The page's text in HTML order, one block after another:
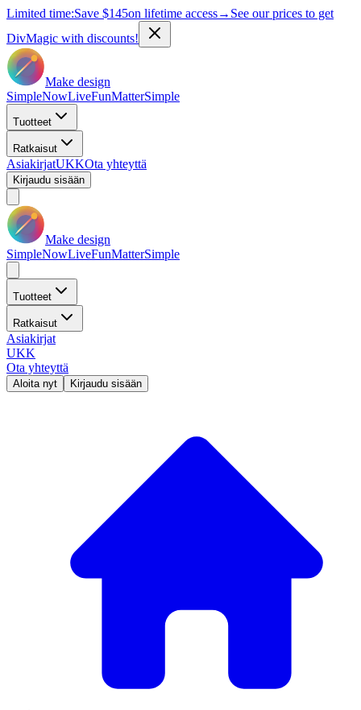
Limited time:Save $145on lifetime access→ See our prices to get
DivMagic with discounts!
Make design
SimpleNowLiveFunMatterSimple
Tuotteet
Ratkaisut
AsiakirjatUKKOta yhteyttä
Kirjaudu sisään
Make design
SimpleNowLiveFunMatterSimple
Tuotteet
Ratkaisut
Asiakirjat
UKK
Ota yhteyttä
Aloita nyt Kirjaudu sisään